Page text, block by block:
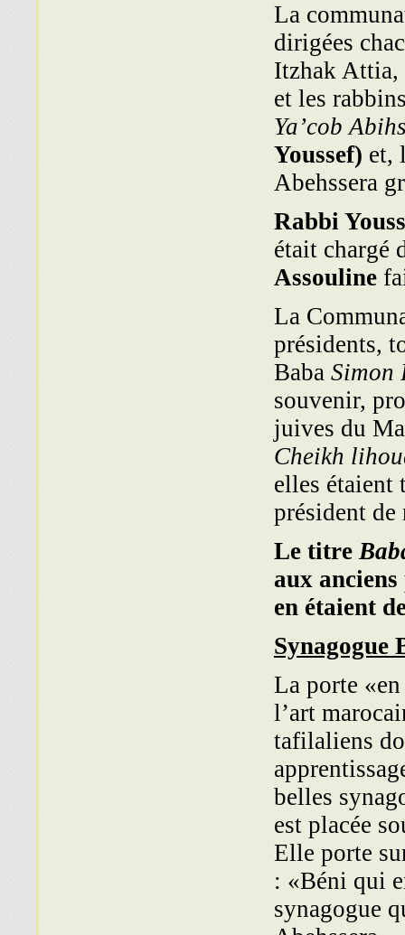
La
dirigées
Itzhak Attia,
et les
Ya’cob
Youssef) et,
Abehssera
Rabbi
était chargé
Assouline
La
présidents,
Baba Simon
souvenir,
juives du
Cheikh
elles étaient
président de
Le titre
aux
en étaient
Synagogue
La porte
l’art
tafilaliens
belles
est placée
Elle porte
: «Béni qui
synagogue